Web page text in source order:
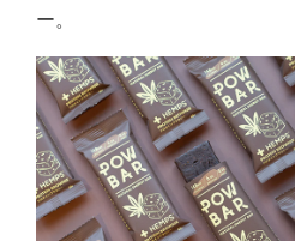
ー。